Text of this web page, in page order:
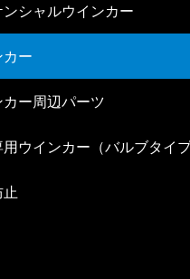
ンシャルウインカー
カー
カー周辺パーツ
ウインカー（バルブタイプ